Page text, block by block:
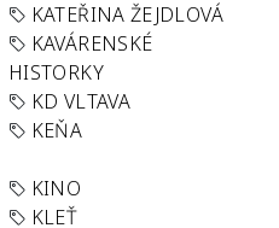
KATEŘINA ŽEJDLOVÁ
KAVÁRENSKÉ
HISTORKY
KD VLTAVA
KEŇA
KINO
KLEŤ